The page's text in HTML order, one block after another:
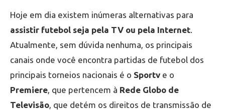
Hoje em dia existem inúmeras alternativas para
assistir futebol seja pela TV ou pela Internet
Atualmente, sem dúvida nenhuma, os principais
canais onde você encontra partidas de futebol dos
principais torneios nacionais é o Sportv e o
Premiere , que pertencem à Rede Globo de
Televisão , que detém os direitos de transmissão de